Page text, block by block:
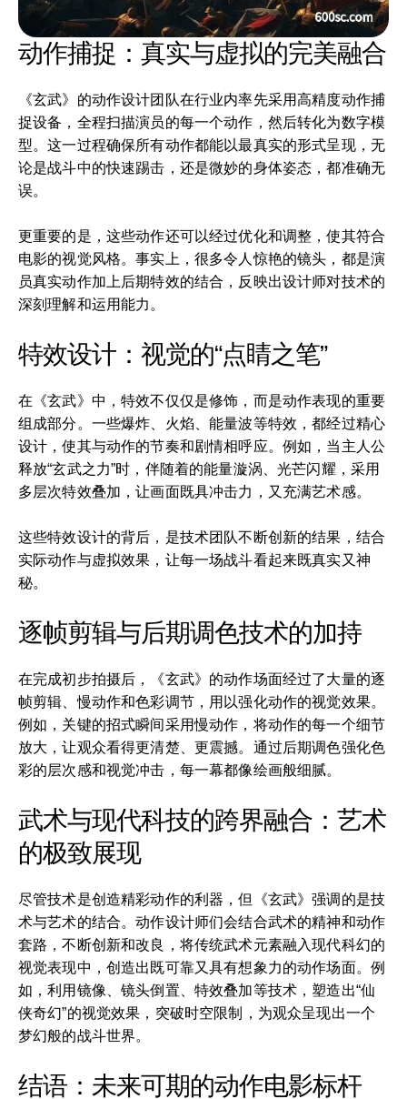
动作捕捉：真实与虚拟的完美融合
《玄武》的动作设计团队在行业内率先采用高精度动作捕
捉设备，全程扫描演员的每一个动作，然后转化为数字模
型。这一过程确保所有动作都能以最真实的形式呈现，无
论是战斗中的快速踢击，还是微妙的身体姿态，都准确无
误。
更重要的是，这些动作还可以经过优化和调整，使其符合
电影的视觉风格。事实上，很多令人惊艳的镜头，都是演
员真实动作加上后期特效的结合，反映出设计师对技术的
深刻理解和运用能力。
特效设计：视觉的“点睛之笔”
在《玄武》中，特效不仅仅是修饰，而是动作表现的重要
组成部分。一些爆炸、火焰、能量波等特效，都经过精心
设计，使其与动作的节奏和剧情相呼应。例如，当主人公
释放“玄武之力”时，伴随着的能量漩涡、光芒闪耀，采用
多层次特效叠加，让画面既具冲击力，又充满艺术感。
这些特效设计的背后，是技术团队不断创新的结果，结合
实际动作与虚拟效果，让每一场战斗看起来既真实又神
秘。
逐帧剪辑与后期调色技术的加持
在完成初步拍摄后，《玄武》的动作场面经过了大量的逐
帧剪辑、慢动作和色彩调节，用以强化动作的视觉效果。
例如，关键的招式瞬间采用慢动作，将动作的每一个细节
放大，让观众看得更清楚、更震撼。通过后期调色强化色
彩的层次感和视觉冲击，每一幕都像绘画般细腻。
武术与现代科技的跨界融合：艺术
的极致展现
尽管技术是创造精彩动作的利器，但《玄武》强调的是技
术与艺术的结合。动作设计师们会结合武术的精神和动作
套路，不断创新和改良，将传统武术元素融入现代科幻的
视觉表现中，创造出既可靠又具有想象力的动作场面。例
如，利用镜像、镜头倒置、特效叠加等技术，塑造出“仙
侠奇幻”的视觉效果，突破时空限制，为观众呈现出一个
梦幻般的战斗世界。
结语：未来可期的动作电影标杆